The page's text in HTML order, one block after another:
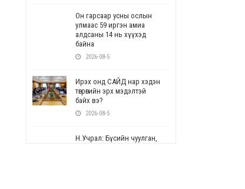
Он гарсаар усны ослын
улмаас 59 иргэн амиа
алдсаны 14 нь хүүхэд
байна
2026-08-5
Ирэх онд САЙД нар хэдэн
төгрөгийн эрх мэдэлтэй
байх вэ?
2026-08-5
Н.Учрал: Бүсийн чуулган,